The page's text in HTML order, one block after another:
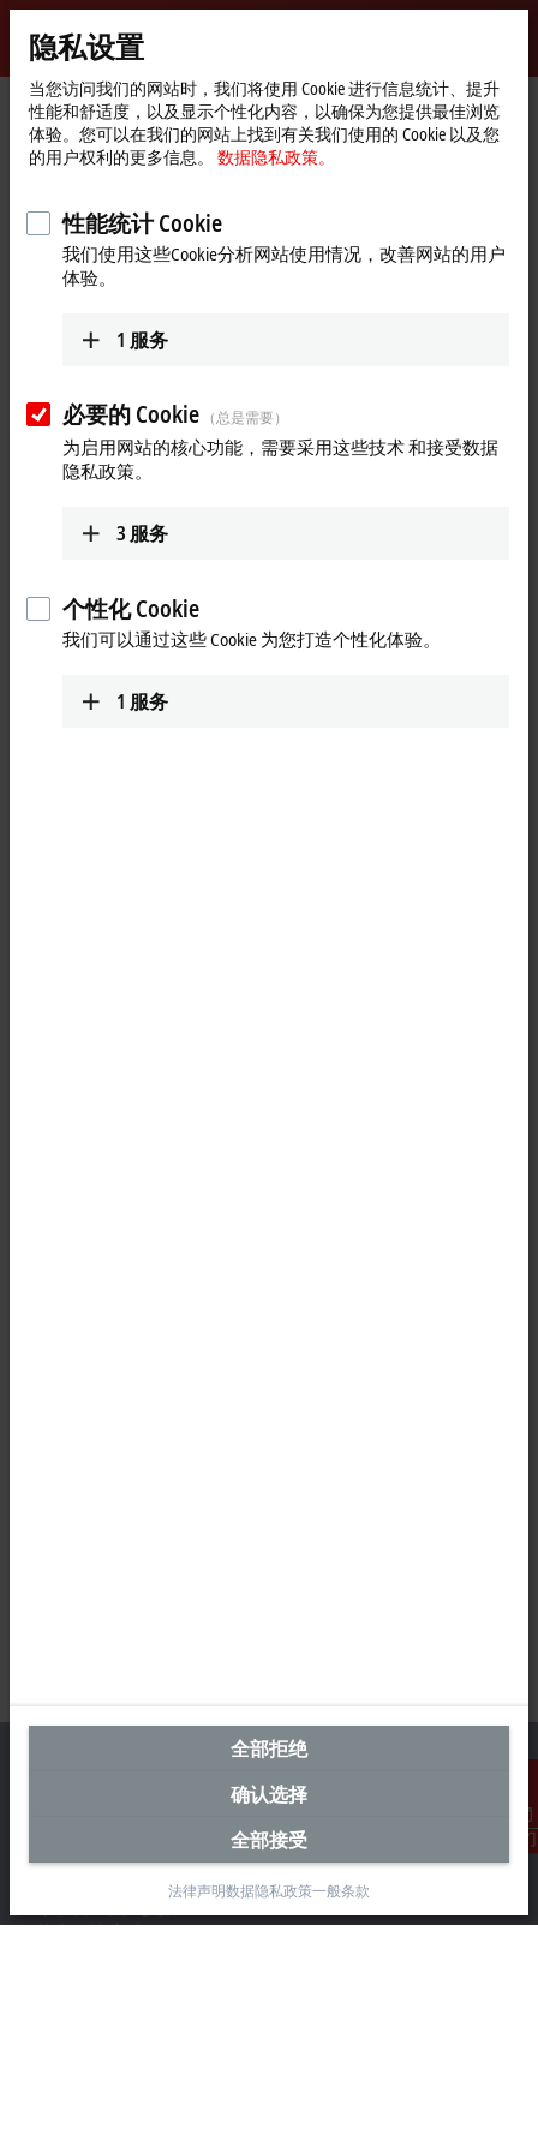
Beckhoff
-
自
动
化
技
术
Start
page
支持 全球支持 马耳他 Technical Support
联系我们
Technical Support, 马耳他
地址和联系方式
Technical Support
JMartans Automation
MST 3000 Mosta
马耳他
+356 21420655
www.jmartans.com
毕孚自动化设备贸易(上海)有限公司
市北智汇园4号楼
静安区汶水路 299 弄 9-10 号
隐私设置
当您访问我们的网站时，我们将使用 Cookie 进行信息统计、提升
性能和舒适度，以及显示个性化内容，以确保为您提供最佳浏览
体验。您可以在我们的网站上找到有关我们使用的 Cookie 以及您
的用户权利的更多信息。
数据隐私政策。
性能统计 Cookie
我们使用这些Cookie分析网站使用情况，改善网站的用户
体验。
1 服务
必要的 Cookie （总是需要）
为启用网站的核心功能，需要采用这些技术 和接受数据
隐私政策。
3 服务
个性化 Cookie
我们可以通过这些 Cookie 为您打造个性化体验。
1 服务
全部拒绝
确认选择
全部接受
法律声明数据隐私政策一般条款